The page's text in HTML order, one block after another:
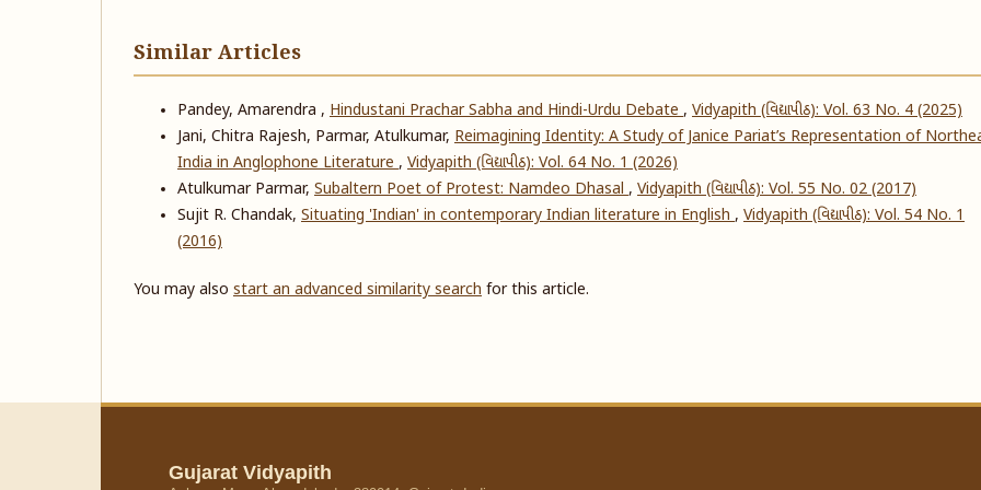
Similar Articles
Pandey, Amarendra , Hindustani Prachar Sabha and Hindi-Urdu Debate, Vidyapith (વિદ્યાપીઠ): Vol. 63 No. 4 (2025)
Jani, Chitra Rajesh, Parmar, Atulkumar, Reimagining Identity: A Study of Janice Pariat’s Representation of
India in Anglophone Literature, Vidyapith (વિદ્યાપીઠ): Vol. 64 No. 1 (2026)
Atulkumar Parmar, Subaltern Poet of Protest: Namdeo Dhasal, Vidyapith (વિદ્યાપીઠ): Vol. 55 No. 02 (2017)
Sujit R. Chandak, Situating 'Indian' in contemporary Indian literature in English, Vidyapith (વિદ્યાપીઠ): Vol. 54 No. 1
(2016)
You may also start an advanced similarity search for this article.
Gujarat Vidyapith